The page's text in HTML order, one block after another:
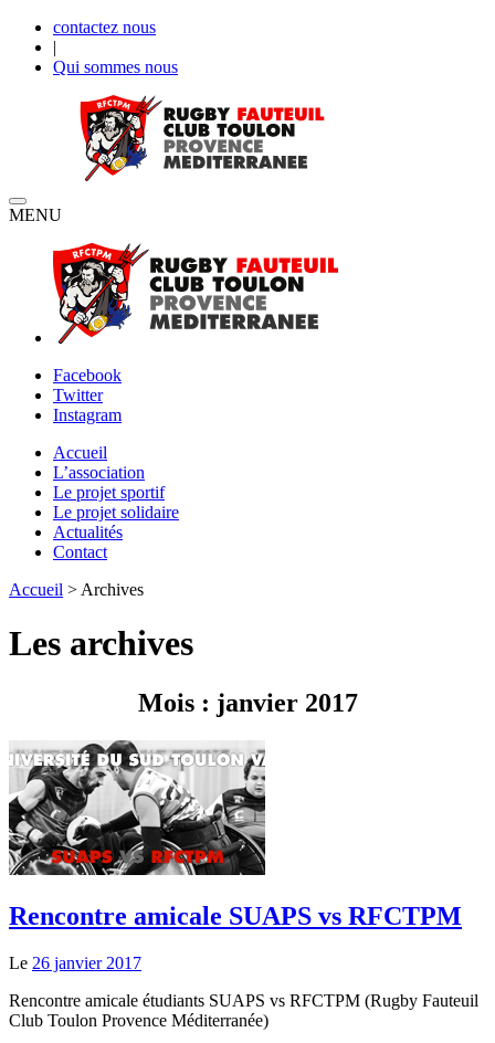
contactez nous
|
Qui sommes nous
MENU
Facebook
Twitter
Instagram
Accueil
L’association
Le projet sportif
Le projet solidaire
Actualités
Contact
Accueil > Archives
Les archives
Mois : janvier 2017
Rencontre amicale SUAPS vs RFCTPM
Le 26 janvier 2017
Rencontre amicale étudiants SUAPS vs RFCTPM (Rugby Fauteuil
Club Toulon Provence Méditerranée)